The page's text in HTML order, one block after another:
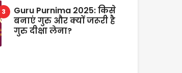
Guru Purnima 2025: किसे
बनाएं गुरु और क्यों जरूरी है
गुरु दीक्षा लेना?